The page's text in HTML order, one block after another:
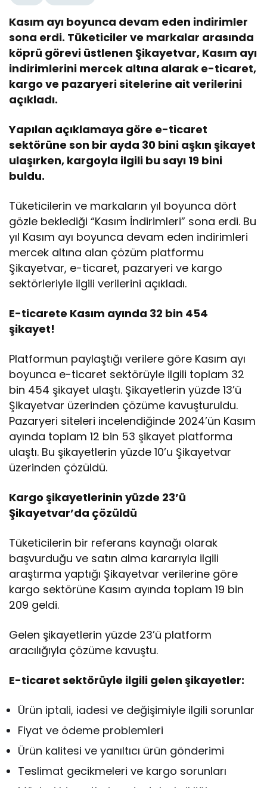
Kasım ayı boyunca devam eden indirimler
sona erdi. Tüketiciler ve markalar arasında
köprü görevi üstlenen Şikayetvar, Kasım ayı
indirimlerini mercek altına alarak e-ticaret,
kargo ve pazaryeri sitelerine ait verilerini
açıkladı.
Yapılan açıklamaya göre e-ticaret
sektörüne son bir ayda 30 bini aşkın şikayet
ulaşırken, kargoyla ilgili bu sayı 19 bini
buldu.
Tüketicilerin ve markaların yıl boyunca dört
gözle beklediği “Kasım İndirimleri” sona erdi. Bu
yıl Kasım ayı boyunca devam eden indirimleri
mercek altına alan çözüm platformu
Şikayetvar, e-ticaret, pazaryeri ve kargo
sektörleriyle ilgili verilerini açıkladı.
E-ticarete Kasım ayında 32 bin 454
şikayet!
Platformun paylaştığı verilere göre Kasım ayı
boyunca e-ticaret sektörüyle ilgili toplam 32
bin 454 şikayet ulaştı. Şikayetlerin yüzde 13’ü
Şikayetvar üzerinden çözüme kavuşturuldu.
Pazaryeri siteleri incelendiğinde 2024’ün Kasım
ayında toplam 12 bin 53 şikayet platforma
ulaştı. Bu şikayetlerin yüzde 10’u Şikayetvar
üzerinden çözüldü.
Kargo şikayetlerinin yüzde 23’ü
Şikayetvar’da çözüldü
Tüketicilerin bir referans kaynağı olarak
başvurduğu ve satın alma kararıyla ilgili
araştırma yaptığı Şikayetvar verilerine göre
kargo sektörüne Kasım ayında toplam 19 bin
209 geldi.
Gelen şikayetlerin yüzde 23’ü platform
aracılığıyla çözüme kavuştu.
E-ticaret sektörüyle ilgili gelen şikayetler:
Ürün iptali, iadesi ve değişimiyle ilgili sorunlar
Fiyat ve ödeme problemleri
Ürün kalitesi ve yanıltıcı ürün gönderimi
Teslimat gecikmeleri ve kargo sorunları